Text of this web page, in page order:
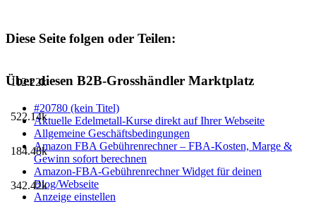
Diese Seite folgen oder Teilen:
112.22k
522.14k
184.48k
342.42k
Über diesen B2B-Grosshändler Marktplatz
#20780 (kein Titel)
Aktuelle Edelmetall-Kurse direkt auf Ihrer Webseite
Allgemeine Geschäftsbedingungen
Amazon FBA Gebührenrechner – FBA-Kosten, Marge &
Gewinn sofort berechnen
Amazon-FBA-Gebührenrechner Widget für deinen
Blog/Webseite
Anzeige einstellen